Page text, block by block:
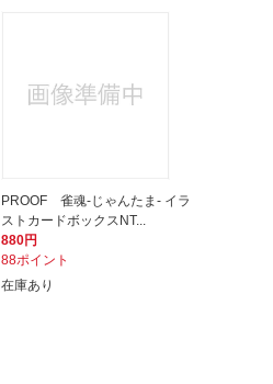
PROOF 雀魂-じゃんたま- イラ
ストカードボックスNT...
880円
88ポイント
在庫あり